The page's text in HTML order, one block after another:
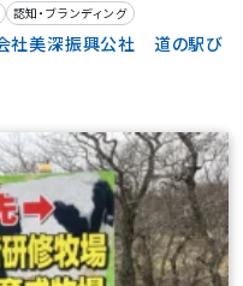
認知・ブランディング
会社美深振興公社 道の駅び